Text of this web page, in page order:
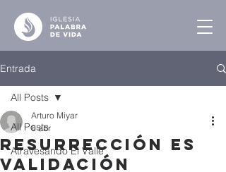
Entrada
All Posts
Atravesando El Valle
All Posts
Resurrección es
Validación
Arturo Miyar
6 abr